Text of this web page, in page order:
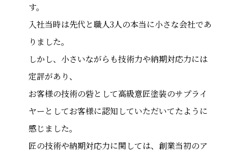
す。
入社当時は先代と職人3人の本当に小さな会社であ
りました。
しかし、小さいながらも技術力や納期対応力には
定評があり、
お客様の技術の砦として高級意匠塗装のサプライ
ヤーとしてお客様に認知していただいてたように
感じました。
匠の技術や納期対応力に関しては、創業当初のア